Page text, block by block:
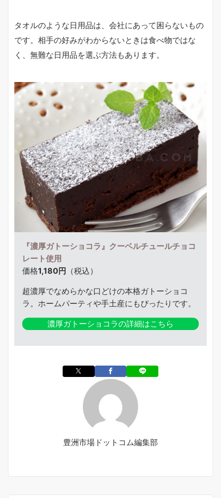
タオルのような日用品は、会社にあって困らないもの
です。相手の好みがわからないときは食べ物ではな
く、無難な日用品を選ぶ方法もあります。
『濃厚ガトーショコラ』クーベルチュールチョコ
レート使用
価格1,180円 （税込）
超濃厚でなめらかな口どけの本格ガトーショコ
ラ。ホームパーティや手土産にもぴったりです。
濃厚ガトーショコラの詳細はこちら
豊洲市場ドットコム編集部